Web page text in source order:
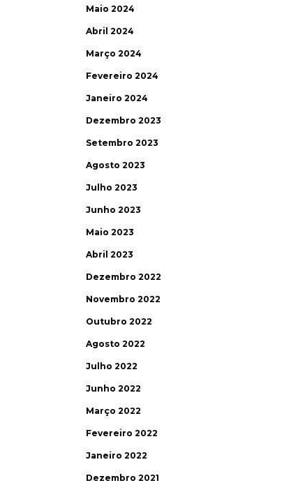
Maio 2024
Abril 2024
Março 2024
Fevereiro 2024
Janeiro 2024
Dezembro 2023
Setembro 2023
Agosto 2023
Julho 2023
Junho 2023
Maio 2023
Abril 2023
Dezembro 2022
Novembro 2022
Outubro 2022
Agosto 2022
Julho 2022
Junho 2022
Março 2022
Fevereiro 2022
Janeiro 2022
Dezembro 2021